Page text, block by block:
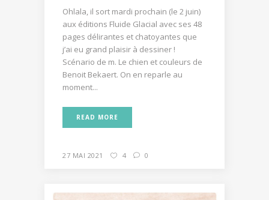
Ohlala, il sort mardi prochain (le 2 juin)
aux éditions Fluide Glacial avec ses 48
pages délirantes et chatoyantes que
j’ai eu grand plaisir à dessiner !
Scénario de m. Le chien et couleurs de
Benoit Bekaert. On en reparle au
moment...
READ MORE
27 MAI 2021 4 0